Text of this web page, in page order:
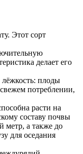
Этот сорт
делает его
лёжкость: плоды
потреблении,
расти на
составу почвы
метр, а также до
для оседания